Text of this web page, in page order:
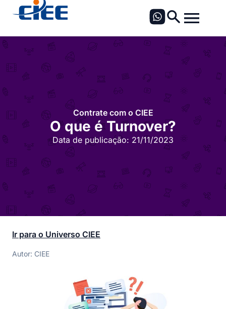
Contrate com o CIEE
O que é Turnover?
Data de publicação: 21/11/2023
Ir para o Universo CIEE
Autor: CIEE